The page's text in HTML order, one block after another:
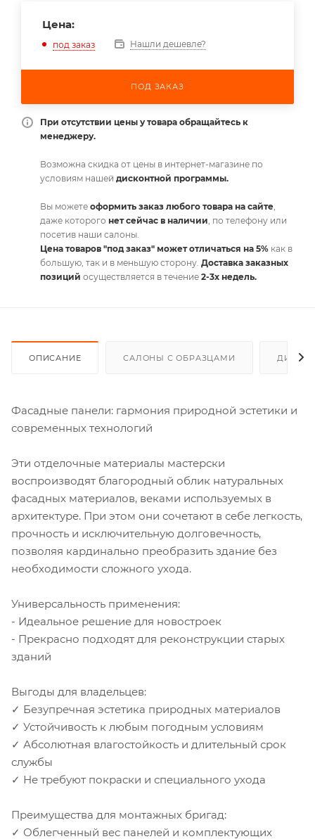
Цена:
под заказ Нашли дешевле?
ПОД ЗАКАЗ
При отсутствии цены у товара обращайтесь к
менеджеру.
Возможна скидка от цены в интернет-магазине по
условиям нашей дисконтной программы.
Вы можете оформить заказ любого товара на сайте,
даже которого нет сейчас в наличии, по телефону или
посетив наши салоны.
Цена товаров "под заказ" может отличаться на 5% как в
большую, так и в меньшую сторону. Доставка заказных
позиций осуществляется в течение 2-3х недель.
ОПИСАНИЕ САЛОНЫ С ОБРАЗЦАМИ
Фасадные панели: гармония природной эстетики и
современных технологий
Эти отделочные материалы мастерски
воспроизводят благородный облик натуральных
фасадных материалов, веками используемых в
архитектуре. При этом они сочетают в себе легкость,
прочность и исключительную долговечность,
позволяя кардинально преобразить здание без
необходимости сложного ухода.
Универсальность применения:
- Идеальное решение для новостроек
- Прекрасно подходят для реконструкции старых
зданий
Выгоды для владельцев:
✓ Безупречная эстетика природных материалов
✓ Устойчивость к любым погодным условиям
✓ Абсолютная влагостойкость и длительный срок
службы
✓ Не требуют покраски и специального ухода
Преимущества для монтажных бригад:
✓ Облегченный вес панелей и комплектующих